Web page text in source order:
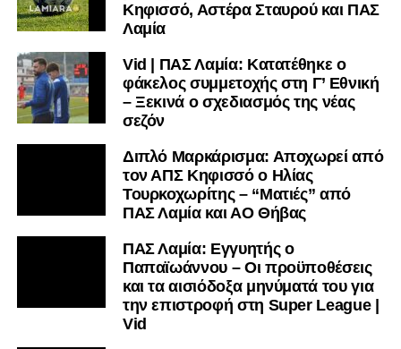
υπόλοιπο κόσμο. Ακολουθήστε το lamiara.gr στο
μαθαίνετε σε χρόνο dt όλα τα νέα.
Κηφισσό, Αστέρα Σταυρού και ΠΑΣ
Λαμία
Vid | ΠΑΣ Λαμία: Κατατέθηκε ο
φάκελος συμμετοχής στη Γ’ Εθνική
– Ξεκινά ο σχεδιασμός της νέας
σεζόν
Διπλό Μαρκάρισμα: Αποχωρεί από
τον ΑΠΣ Κηφισσό ο Ηλίας
Τουρκοχωρίτης – “Ματιές” από
ΠΑΣ Λαμία και ΑΟ Θήβας
ΠΑΣ Λαμία: Εγγυητής ο
Παπαϊωάννου – Οι προϋποθέσεις
και τα αισιόδοξα μηνύματά του για
την επιστροφή στη Super League |
Vid